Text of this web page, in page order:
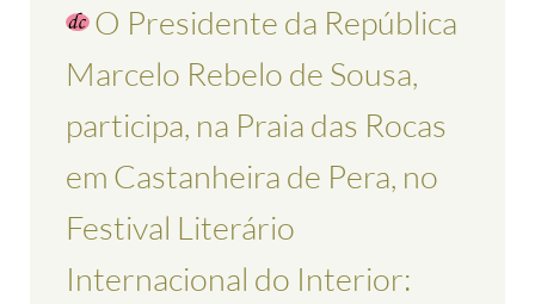
O Presidente da República
Marcelo Rebelo de Sousa,
participa, na Praia das Rocas
em Castanheira de Pera, no
Festival Literário
Internacional do Interior: